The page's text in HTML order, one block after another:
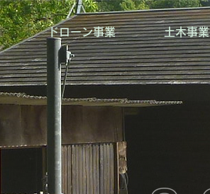
ドローン事業 土木事業